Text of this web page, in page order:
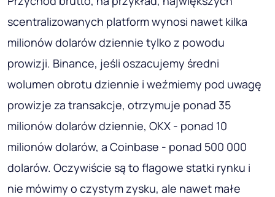
scentralizowanych platform wynosi nawet kilka
milionów dolarów dziennie tylko z powodu
prowizji. Binance, jeśli oszacujemy średni
wolumen obrotu dziennie i weźmiemy pod uwagę
prowizje za transakcje, otrzymuje ponad 35
milionów dolarów dziennie, OKX - ponad 10
milionów dolarów, a Coinbase - ponad 500 000
dolarów. Oczywiście są to flagowe statki rynku i
nie mówimy o czystym zysku, ale nawet małe